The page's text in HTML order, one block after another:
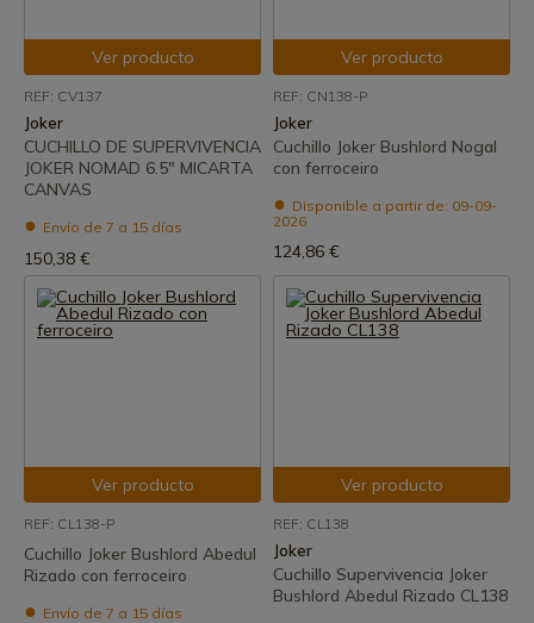
Ver producto
REF: CV137
Joker
CUCHILLO DE SUPERVIVENCIA
JOKER NOMAD 6.5" MICARTA
CANVAS
Envío de 7 a 15 días
150,38 €
Ver producto
REF: CN138-P
Joker
Cuchillo Joker Bushlord Nogal
con ferroceiro
Disponible a partir de: 09-09-
2026
124,86 €
Ver producto
REF: CL138-P
Cuchillo Joker Bushlord Abedul
Rizado con ferroceiro
Envío de 7 a 15 días
Ver producto
REF: CL138
Joker
Cuchillo Supervivencia Joker
Bushlord Abedul Rizado CL138